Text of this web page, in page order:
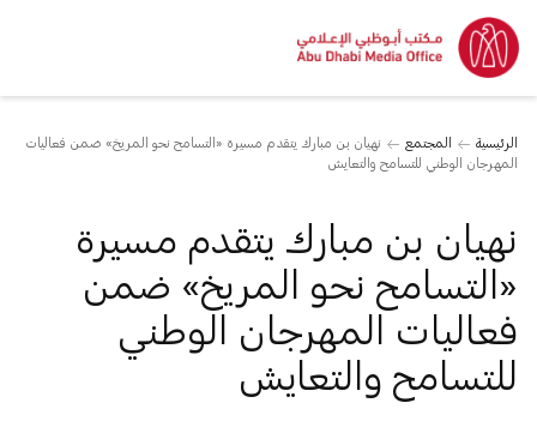
الرئيسية المجتمع
نهيان بن مبارك يتقدم مسيرة «التسامح نحو المريخ» ضمن فعاليات
المهرجان الوطني للتسامح والتعايش
نهيان بن مبارك يتقدم مسيرة
«التسامح نحو المريخ» ضمن
فعاليات المهرجان الوطني
للتسامح والتعايش